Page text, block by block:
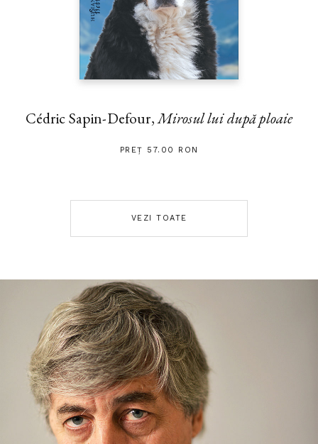
Cédric Sapin-Defour,Mirosul lui după ploaie
PREȚ 57.00 RON
VEZI TOATE